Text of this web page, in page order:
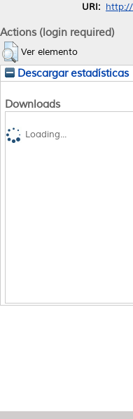
URI:
Actions (login required)
Ver elemento
Descargar estadísticas
Downloads
Loading...